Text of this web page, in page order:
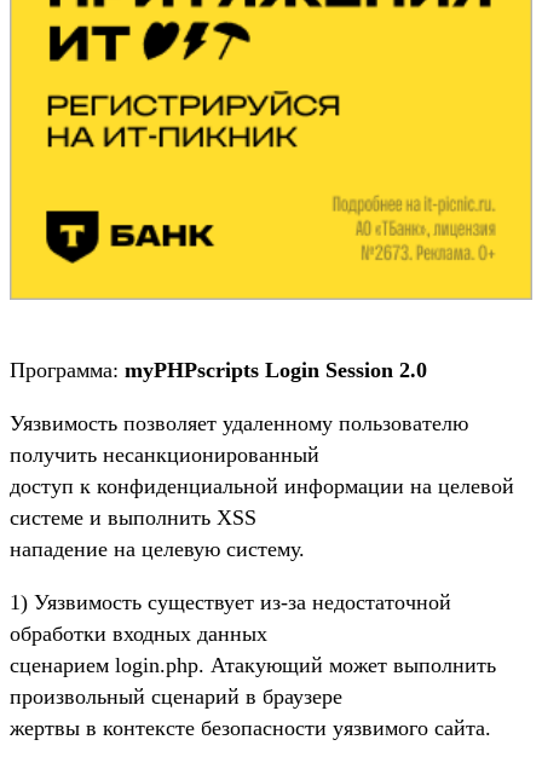
Программа: myPHPscripts Login Session 2.0
Уязвимость позволяет удаленному пользователю
получить несанкционированный
доступ к конфиденциальной информации на целевой
системе и выполнить XSS
нападение на целевую систему.
1) Уязвимость существует из-за недостаточной
обработки входных данных
сценарием login.php. Атакующий может выполнить
произвольный сценарий в браузере
жертвы в контексте безопасности уязвимого сайта.